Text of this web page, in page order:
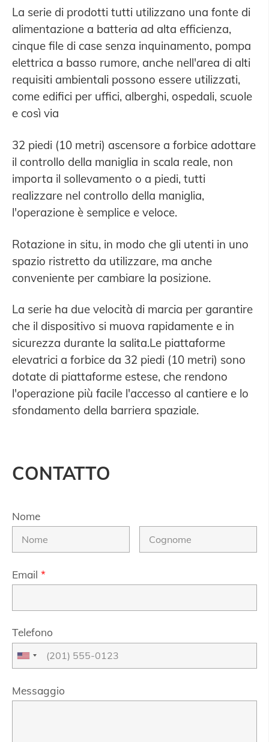
La serie di prodotti tutti utilizzano una fonte di
alimentazione a batteria ad alta efficienza,
cinque file di case senza inquinamento, pompa
elettrica a basso rumore, anche nell'area di alti
requisiti ambientali possono essere utilizzati,
come edifici per uffici, alberghi, ospedali, scuole
e così via
32 piedi (10 metri) ascensore a forbice adottare
il controllo della maniglia in scala reale, non
importa il sollevamento o a piedi, tutti
realizzare nel controllo della maniglia,
l'operazione è semplice e veloce.
Rotazione in situ, in modo che gli utenti in uno
spazio ristretto da utilizzare, ma anche
conveniente per cambiare la posizione.
La serie ha due velocità di marcia per garantire
che il dispositivo si muova rapidamente e in
sicurezza durante la salita.Le piattaforme
elevatrici a forbice da 32 piedi (10 metri) sono
dotate di piattaforme estese, che rendono
l'operazione più facile l'accesso al cantiere e lo
sfondamento della barriera spaziale.
CONTATTO
Nome
Email *
Telefono
Messaggio